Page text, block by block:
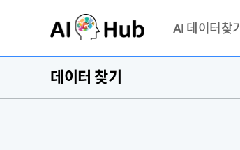
AI 데이터찾기
기관 제공 데이터
데이터 찾기